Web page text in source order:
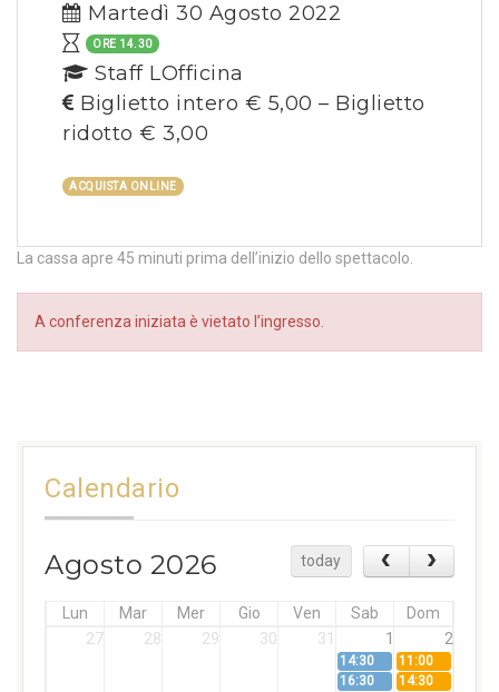
Martedì 30 Agosto 2022
ORE 14.30
Staff LOfficina
Biglietto intero € 5,00 – Biglietto
ridotto € 3,00
ACQUISTA ONLINE
La cassa apre 45 minuti prima dell’inizio dello spettacolo.
A conferenza iniziata è vietato l’ingresso.
Calendario
Agosto 2026 today
Lun Mar Mer Gio Ven Sab
Dom
27
28 29 30 31 1 2
14:30
11:00
16:30
14:30